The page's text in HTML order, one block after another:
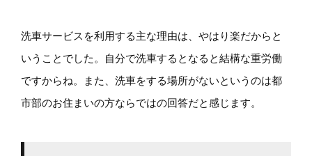
洗車サービスを利用する主な理由は、やはり楽だからと
いうことでした。自分で洗車するとなると結構な重労働
ですからね。また、洗車をする場所がないというのは都
市部のお住まいの方ならではの回答だと感じます。